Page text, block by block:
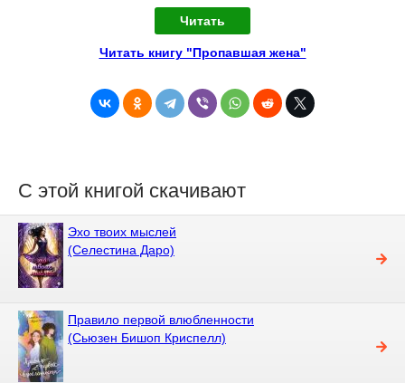
Читать
Читать книгу "Пропавшая жена"
С этой книгой скачивают
Эхо твоих мыслей
(Селестина Даро)
Правило первой влюбленности
(Сьюзен Бишоп Криспелл)